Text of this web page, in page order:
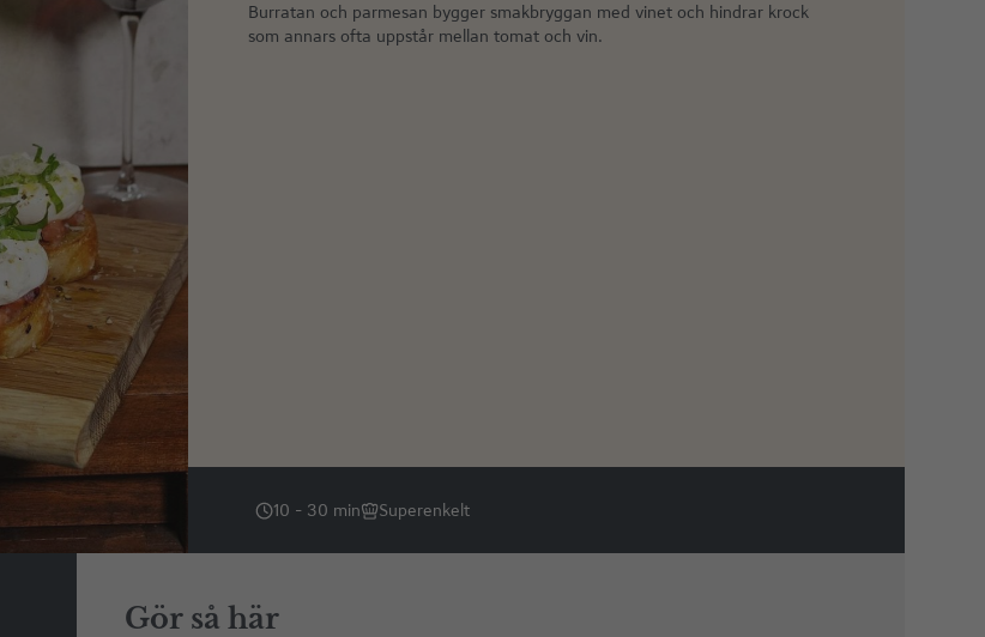
Burratan och parmesan bygger smakbryggan med vinet och hindrar krock
som annars ofta uppstår mellan tomat och vin.
10 - 30 min Superenkelt
Gör så här